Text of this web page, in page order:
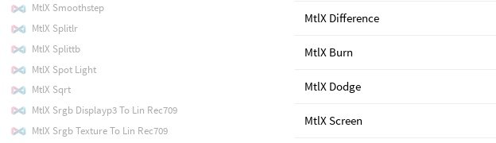
MtlX Difference
MtlX Burn
MtlX Dodge
MtlX Screen
MtlX Smoothstep
MtlX Splitlr
MtlX Splittb
MtlX Spot Light
MtlX Sqrt
MtlX Srgb Displayp3 To Lin Rec709
MtlX Srgb Texture To Lin Rec709